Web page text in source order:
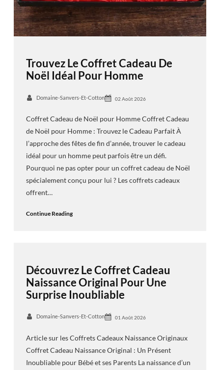
Trouvez Le Coffret Cadeau De
Noël Idéal Pour Homme
Domaine-Sanvers-Et-Cotton 02 Août 2026
Coffret Cadeau de Noël pour Homme Coffret Cadeau
de Noël pour Homme : Trouvez le Cadeau Parfait À
l’approche des fêtes de fin d’année, trouver le cadeau
idéal pour un homme peut parfois être un défi.
Pourquoi ne pas opter pour un coffret cadeau de Noël
spécialement conçu pour lui ? Les coffrets cadeaux
offrent…
Continue Reading
Découvrez Le Coffret Cadeau
Naissance Original Pour Une
Surprise Inoubliable
Domaine-Sanvers-Et-Cotton 01 Août 2026
Article sur les Coffrets Cadeaux Naissance Originaux
Coffret Cadeau Naissance Original : Un Présent
Inoubliable pour Bébé et ses Parents La naissance d’un